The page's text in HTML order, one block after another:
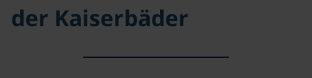
der Kaiserbäder